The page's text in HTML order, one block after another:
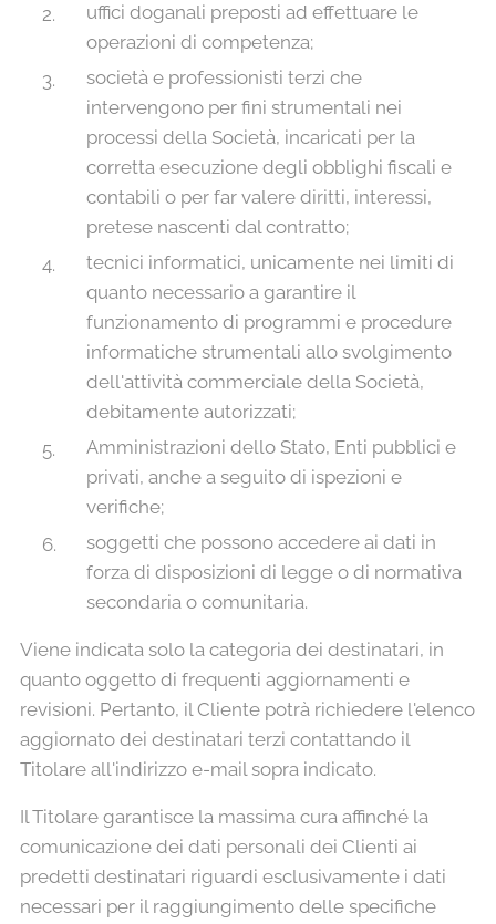
uffici doganali preposti ad effettuare le
operazioni di competenza;
società e professionisti terzi che
intervengono per fini strumentali nei
processi della Società, incaricati per la
corretta esecuzione degli obblighi fiscali e
contabili o per far valere diritti, interessi,
pretese nascenti dal contratto;
tecnici informatici, unicamente nei limiti di
quanto necessario a garantire il
funzionamento di programmi e procedure
informatiche strumentali allo svolgimento
dell'attività commerciale della Società,
debitamente autorizzati;
Amministrazioni dello Stato, Enti pubblici e
privati, anche a seguito di ispezioni e
verifiche;
soggetti che possono accedere ai dati in
forza di disposizioni di legge o di normativa
secondaria o comunitaria.
Viene indicata solo la categoria dei destinatari, in
quanto oggetto di frequenti aggiornamenti e
revisioni. Pertanto, il Cliente potrà richiedere l'elenco
aggiornato dei destinatari terzi contattando il
Titolare all'indirizzo e-mail sopra indicato.
Il Titolare garantisce la massima cura affinché la
comunicazione dei dati personali dei Clienti ai
predetti destinatari riguardi esclusivamente i dati
necessari per il raggiungimento delle specifiche